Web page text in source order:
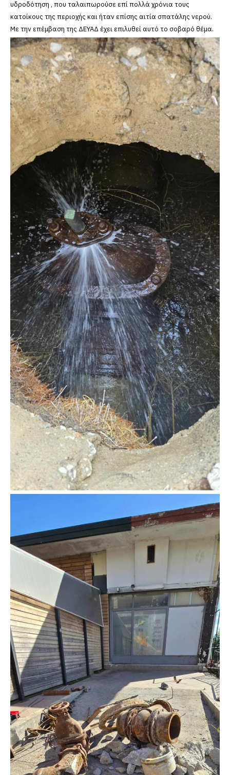
υδροδότηση , που ταλαιπωρούσε επί πολλά χρόνια τους
κατοίκους της περιοχής και ήταν επίσης αιτία σπατάλης νερού.
Με την επέμβαση της ΔΕΥΑΔ έχει επιλυθεί αυτό το σοβαρό θέμα.